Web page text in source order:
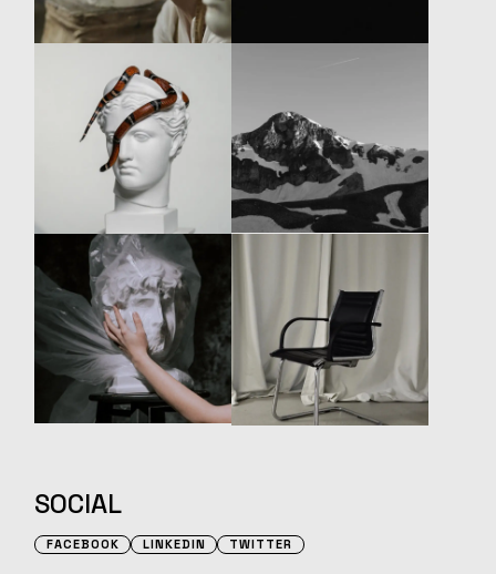
SOCIAL
FACEBOOK LINKEDIN TWITTER